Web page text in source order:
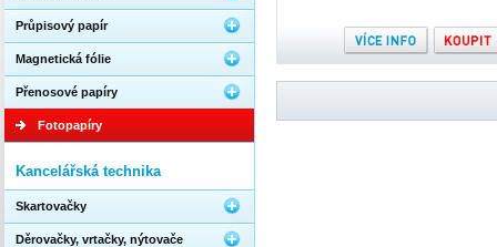
Průpisový papír
Magnetická fólie
Přenosové papíry
Fotopapíry
Kancelářská technika
Skartovačky
Děrovačky, vrtačky, nýtovače